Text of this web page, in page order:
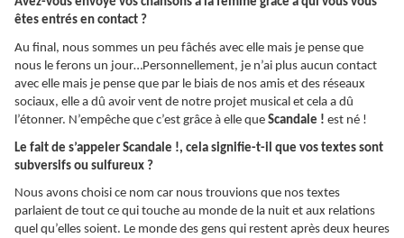
êtes entrés en contact ?
Au final, nous sommes un peu fâchés avec elle mais je pense que
nous le ferons un jour…Personnellement, je n’ai plus aucun contact
avec elle mais je pense que par le biais de nos amis et des réseaux
sociaux, elle a dû avoir vent de notre projet musical et cela a dû
l’étonner. N’empêche que c’est grâce à elle que Scandale ! est né !
Le fait de s’appeler Scandale !, cela signifie-t-il que vos textes sont
subversifs ou sulfureux ?
Nous avons choisi ce nom car nous trouvions que nos textes
parlaient de tout ce qui touche au monde de la nuit et aux relations
quel qu’elles soient. Le monde des gens qui restent après deux heures